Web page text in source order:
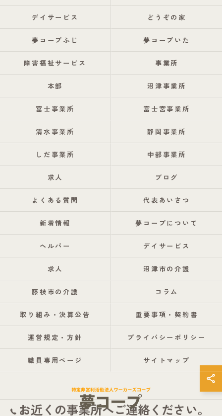
お近くの事業所へご連絡ください。
デイサービス どうぞの家
夢コープふじ 夢コープいた
障害福祉サービス 事業所
本部 沼津事業所
富士事業所 富士宮事業所
清水事業所 静岡事業所
しだ事業所 中部事業所
求人 ブログ
よくある質問 代表あいさつ
新着情報 夢コープについて
ヘルパー デイサービス
求人 沼津市の介護
藤枝市の介護 コラム
取り組み・決算公告 重要事項・契約書
運営規定・方針 プライバシーポリシー
職員専用ページ サイトマップ